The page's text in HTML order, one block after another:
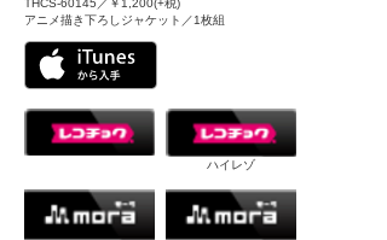
THCS-60145／￥1,200(+税)
アニメ描き下ろしジャケット／1枚組
ハイレゾ